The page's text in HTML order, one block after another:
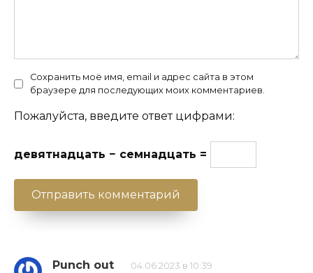
Сохранить моё имя, email и адрес сайта в этом
браузере для последующих моих комментариев.
Пожалуйста, введите ответ цифрами:
девятнадцать − семнадцать =
Punch out 04.06.2023 в 10:39